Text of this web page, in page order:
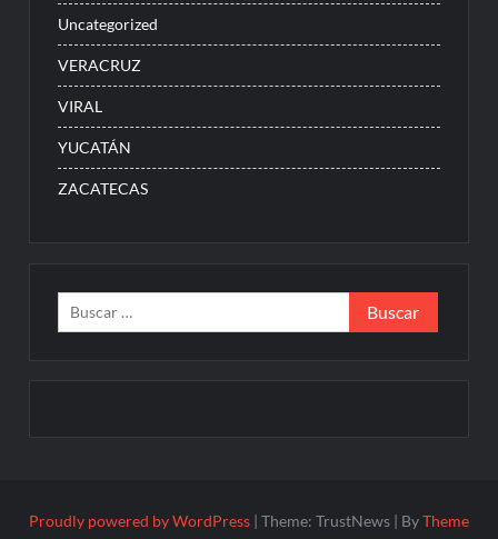
Uncategorized
VERACRUZ
VIRAL
YUCATÁN
ZACATECAS
Buscar:
Proudly powered by WordPress | Theme: TrustNews | ByTheme